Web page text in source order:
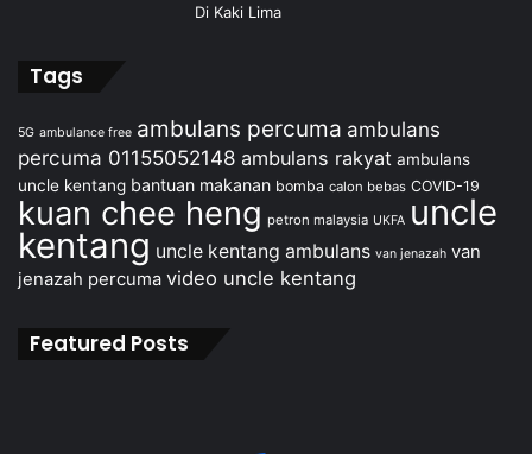
Tags
5G ambulance free ambulans percuma ambulans
percuma 01155052148 ambulans rakyat ambulans
uncle kentang bantuan makanan bomba calon bebas COVID-19
kuan chee heng petron malaysia UKFA uncle
kentang uncle kentang ambulans van jenazah van
jenazah percuma video uncle kentang
Featured Posts